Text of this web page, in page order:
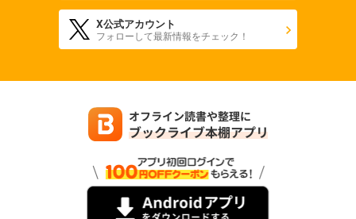
X公式アカウント
フォローして最新情報をチェック！